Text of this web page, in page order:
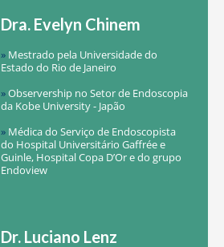
Dra. Evelyn Chinem
» Mestrado pela Universidade do
Estado do Rio de Janeiro
»Observership no Setor de Endoscopia
da Kobe University - Japão
» Médica do Serviço de Endoscopista
do Hospital Universitário Gaffrée e
Guinle, Hospital Copa D’Or e do grupo
Endoview
Dr. Luciano Lenz